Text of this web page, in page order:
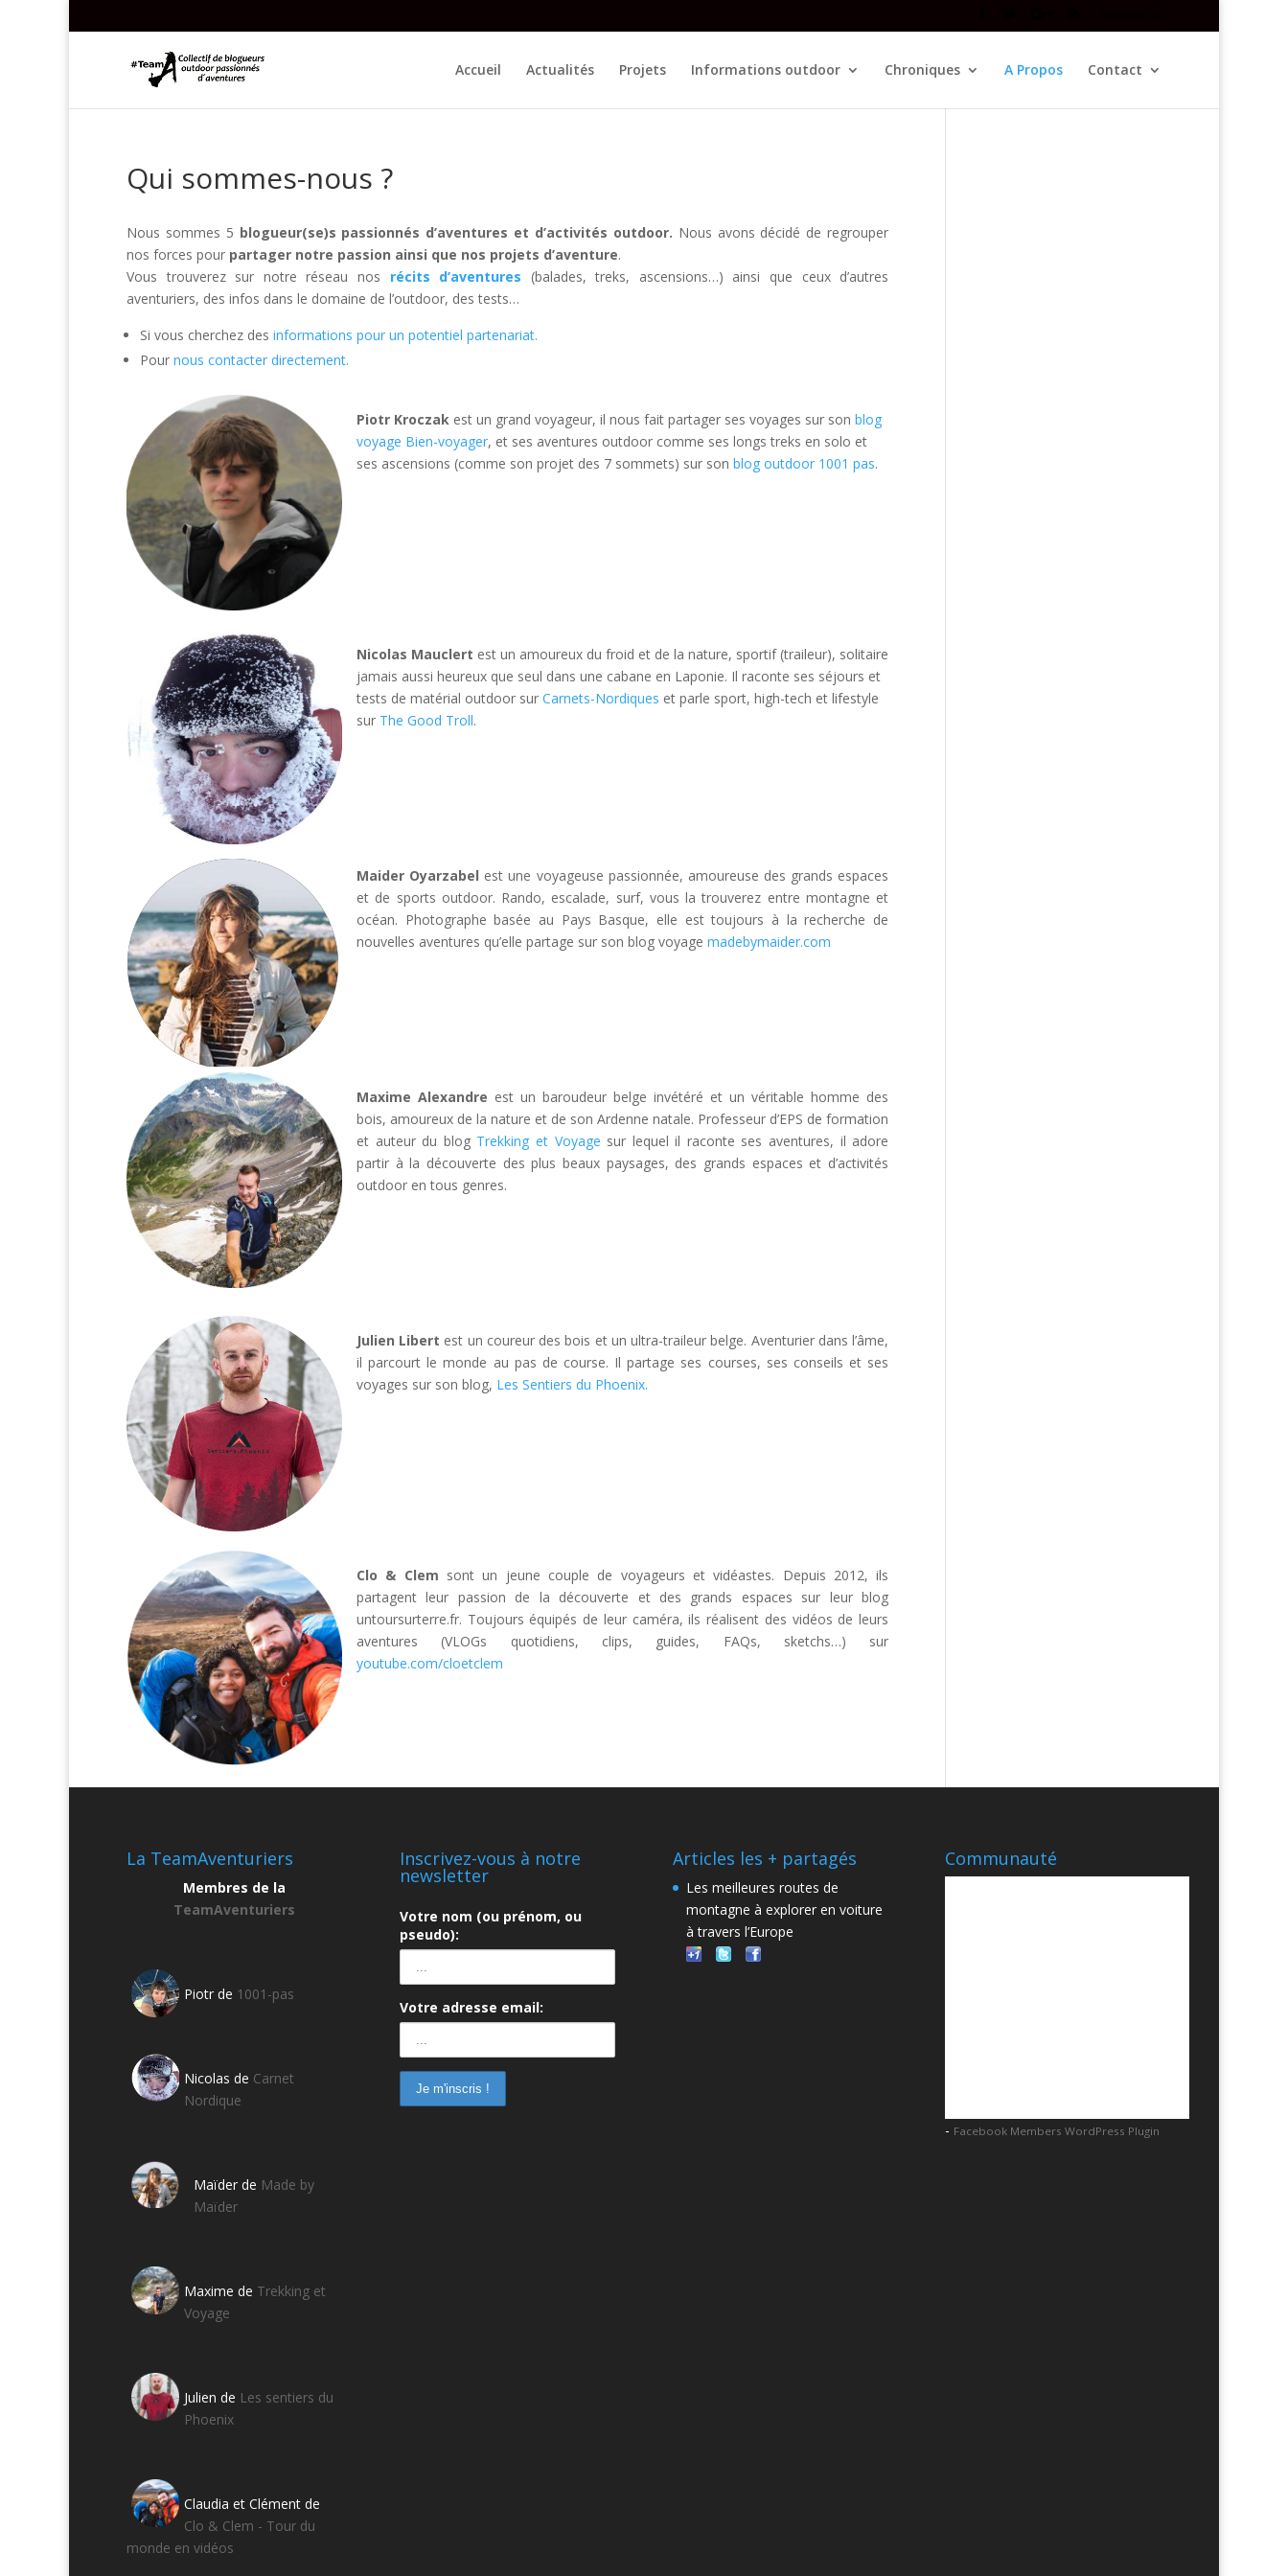
Accueil Actualités Projets Informations outdoor Chroniques A Propos Contact
Qui sommes-nous ?
Nous sommes 5 blogueur(se)s passionnés d’aventures et d’activités outdoor. Nous avons décidé de regrouper
nos forces pour partager notre passion ainsi que nos projets d’aventure.
Vous trouverez sur notre réseau nos récits d’aventures (balades, treks, ascensions…) ainsi que ceux d’autres
aventuriers, des infos dans le domaine de l’outdoor, des tests…
Si vous cherchez des informations pour un potentiel partenariat.
Pour nous contacter directement.
Piotr Kroczak est un grand voyageur, il nous fait partager ses voyages sur son blog
voyage Bien-voyager, et ses aventures outdoor comme ses longs treks en solo et
ses ascensions (comme son projet des 7 sommets) sur son blog outdoor 1001 pas.
Nicolas Mauclert est un amoureux du froid et de la nature, sportif (traileur), solitaire
jamais aussi heureux que seul dans une cabane en Laponie. Il raconte ses séjours et
tests de matérial outdoor sur Carnets-Nordiques et parle sport, high-tech et lifestyle
sur The Good Troll.
Maider Oyarzabel est une voyageuse passionnée, amoureuse des grands espaces
et de sports outdoor. Rando, escalade, surf, vous la trouverez entre montagne et
océan. Photographe basée au Pays Basque, elle est toujours à la recherche de
nouvelles aventures qu’elle partage sur son blog voyage madebymaider.com
Maxime Alexandre est un baroudeur belge invétéré et un véritable homme des
bois, amoureux de la nature et de son Ardenne natale. Professeur d’EPS de formation
et auteur du blog Trekking et Voyage sur lequel il raconte ses aventures, il adore
partir à la découverte des plus beaux paysages, des grands espaces et d’activités
outdoor en tous genres.
Julien Libert est un coureur des bois et un ultra-traileur belge. Aventurier dans l’âme,
il parcourt le monde au pas de course. Il partage ses courses, ses conseils et ses
voyages sur son blog, Les Sentiers du Phoenix.
Clo & Clem sont un jeune couple de voyageurs et vidéastes. Depuis 2012, ils
partagent leur passion de la découverte et des grands espaces sur leur blog
untoursurterre.fr. Toujours équipés de leur caméra, ils réalisent des vidéos de leurs
aventures (VLOGs quotidiens, clips, guides, FAQs, sketchs…) sur
youtube.com/cloetclem
La TeamAventuriers
Membres de la
TeamAventuriers
Piotr de 1001-pas
Nicolas de Carnet
Nordique
Maïder de Made by
Maïder
Maxime de Trekking et
Voyage
Julien de Les sentiers du
Phoenix
Claudia et Clément de
Clo & Clem - Tour du
monde en vidéos
Inscrivez-vous à notre
newsletter
Votre nom (ou prénom, ou
pseudo):
Votre adresse email:
Articles les + partagés
Les meilleures routes de
montagne à explorer en voiture
à travers l’Europe
Communauté
- Facebook Members WordPress Plugin